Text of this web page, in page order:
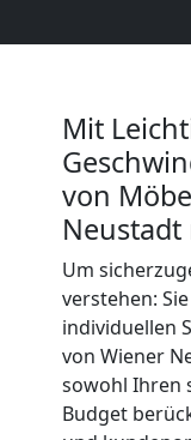
Mit
von
Um
verstehen:
individuellen
von Wiener
sowohl Ihren
Budget
Wiener
Umzug
Mann